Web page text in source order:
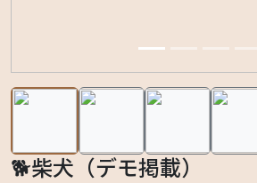
🐕柴犬（デモ掲載）